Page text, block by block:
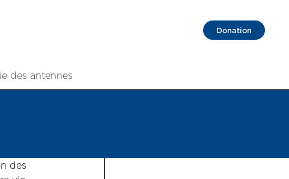
Donation
des antennes
des